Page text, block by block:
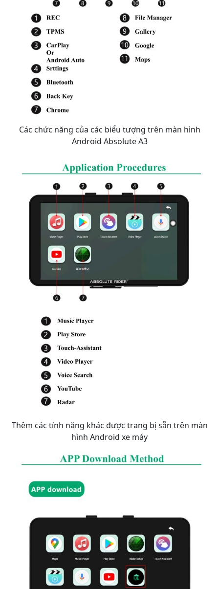
Các chức năng của các biểu tượng trên màn hình
Android Absolute A3
Thêm các tính năng khác được trang bị sẵn trên màn
hình Android xe máy